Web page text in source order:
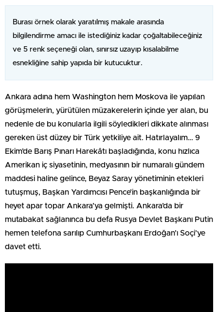
Burası örnek olarak yaratılmış makale arasında
bilgilendirme amacı ile istediğiniz kadar çoğaltabileceğiniz
ve 5 renk seçeneği olan, sınırsız uzayıp kısalabilme
esnekliğine sahip yapıda bir kutucuktur.
Ankara adına hem Washington hem Moskova ile yapılan
görüşmelerin, yürütülen müzakerelerin içinde yer alan, bu
nedenle de bu konularla ilgili söyledikleri dikkate alınması
gereken üst düzey bir Türk yetkiliye ait. Hatırlayalım… 9
Ekim’de Barış Pınarı Harekâtı başladığında, konu hızlıca
Amerikan iç siyasetinin, medyasının bir numaralı gündem
maddesi haline gelince, Beyaz Saray yönetiminin etekleri
tutuşmuş, Başkan Yardımcısı Pence’in başkanlığında bir
heyet apar topar Ankara’ya gelmişti. Ankara’da bir
mutabakat sağlanınca bu defa Rusya Devlet Başkanı Putin
hemen telefona sarılıp Cumhurbaşkanı Erdoğan’ı Soçi’ye
davet etti.